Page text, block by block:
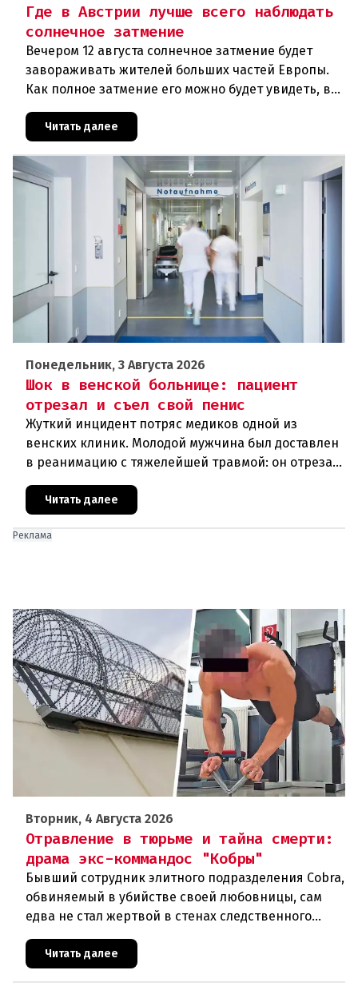
Где в Австрии лучше всего наблюдать
солнечное затмение
Вечером 12 августа солнечное затмение будет
завораживать жителей больших частей Европы.
Как полное затмение его можно будет увидеть, в
частности, в Исландии и Испании, в Австрии же
оно будет частичным
Читать далее
Понедельник, 3 Августа 2026
Шок в венской больнице: пациент
отрезал и съел свой пенис
Жуткий инцидент потряс медиков одной из
венских клиник. Молодой мужчина был доставлен
в реанимацию с тяжелейшей травмой: он отрезал
еще более шокирующие
Читать далее
Реклама
Вторник, 4 Августа 2026
Отравление в тюрьме и тайна смерти:
драма экс-коммандос "Кобры"
Бывший сотрудник элитного подразделения Cobra,
обвиняемый в убийстве своей любовницы, сам
едва не стал жертвой в стенах следственного
осеннему процессу, вскрыва
Читать далее